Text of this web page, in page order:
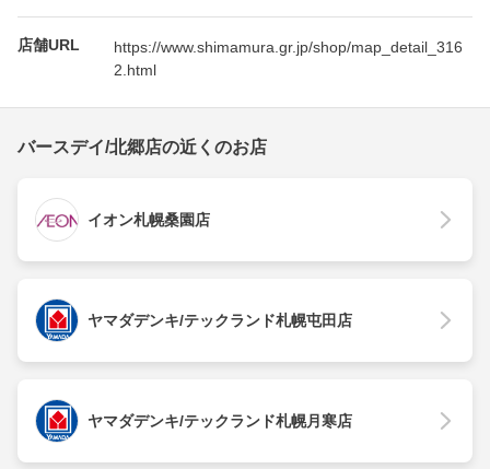
店舗URL
https://www.shimamura.gr.jp/shop/map_detail_316
2.html
バースデイ/北郷店の近くのお店
イオン札幌桑園店
ヤマダデンキ/テックランド札幌屯田店
ヤマダデンキ/テックランド札幌月寒店